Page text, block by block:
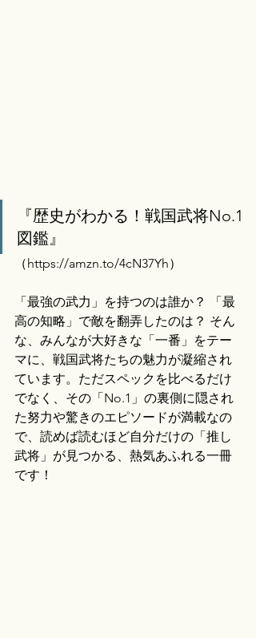
『歴史がわかる！戦国武将No.1
図鑑』
（https://amzn.to/4cN37Yh）
「最強の武力」を持つのは誰か？ 「最
高の知略」で敵を翻弄したのは？ そん
な、みんなが大好きな「一番」をテー
マに、戦国武将たちの魅力が凝縮され
ています。ただスペックを比べるだけ
でなく、その「No.1」の裏側に隠され
た努力や驚きのエピソードが満載なの
で、読めば読むほど自分だけの「推し
武将」が見つかる、熱気あふれる一冊
です！